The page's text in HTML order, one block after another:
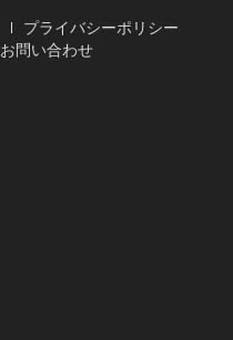
プライバシーポリシー
お問い合わせ